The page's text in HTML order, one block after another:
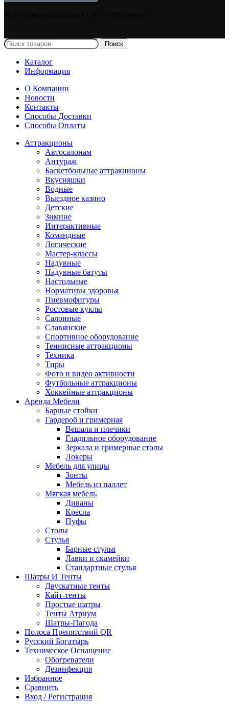
Поиск
Каталог
Информация
О Компании
Новости
Контакты
Способы Доставки
Способы Оплаты
Аттракционы
Автосалонам
Антураж
Баскетбольные аттракционы
Вкусняшки
Водные
Выездное казино
Детские
Зимние
Интерактивные
Командные
Логические
Мастер-классы
Надувные
Надувные батуты
Настольные
Нормативы здоровья
Пневмофигуры
Ростовые куклы
Салонные
Славянские
Спортивное оборудование
Теннисные аттракционы
Техника
Тиры
Фото и видео активности
Футбольные аттракционы
Хоккейные аттракционы
Аренда Мебели
Барные стойки
Гардероб и гримерная
Вешала и плечики
Гладильное оборудование
Зеркала и гримерные столы
Локеры
Мебель для улицы
Зонты
Мебель из паллет
Мягкая мебель
Диваны
Кресла
Пуфы
Столы
Стулья
Барные стулья
Лавки и скамейки
Стандартные стулья
Шатры И Тенты
Двускатные тенты
Кайт-тенты
Простые шатры
Тенты Атриум
Шатры-Пагода
Полоса Препятствий QR
Русский Богатырь
Техническое Оснащение
Обогреватели
Дезинфекция
Избранное
Сравнить
Вход / Регистрация